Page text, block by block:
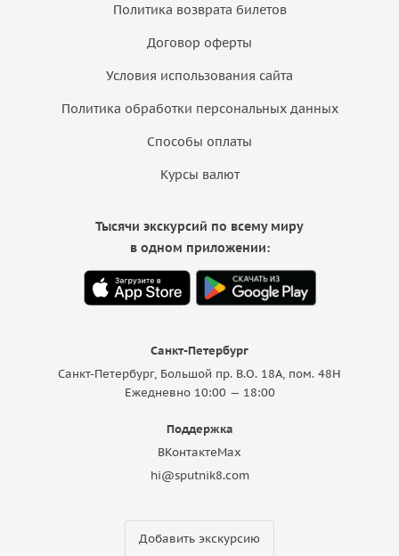
Политика возврата билетов
Договор оферты
Условия использования сайта
Политика обработки персональных данных
Способы оплаты
Курсы валют
Санкт-Петербург
Санкт-Петербург, Большой пр. В.О. 18A, пом. 48Н
Ежедневно 10:00 — 18:00
Поддержка
ВКонтактеMax
hi@sputnik8.com
Добавить экскурсию
Тысячи экскурсий по всему миру
в одном приложении: